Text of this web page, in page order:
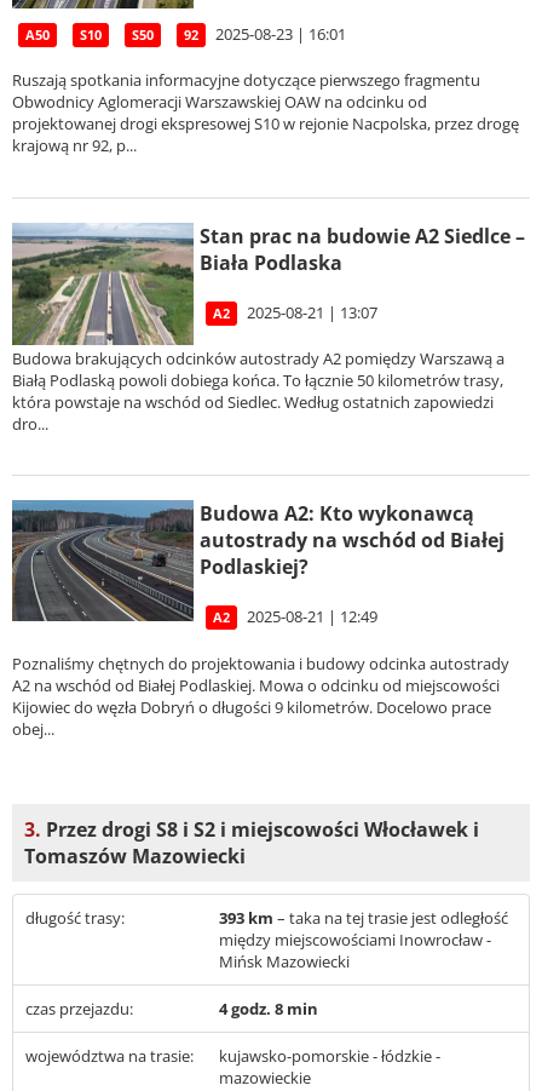
A50 S10 S50 92 2025-08-23 | 16:01
Ruszają spotkania informacyjne dotyczące pierwszego fragmentu
Obwodnicy Aglomeracji Warszawskiej OAW na odcinku od
projektowanej drogi ekspresowej S10 w rejonie Nacpolska, przez drogę
krajową nr 92, p...
Stan prac na budowie A2 Siedlce –
Biała Podlaska
A2 2025-08-21 | 13:07
Budowa brakujących odcinków autostrady A2 pomiędzy Warszawą a
Białą Podlaską powoli dobiega końca. To łącznie 50 kilometrów trasy,
która powstaje na wschód od Siedlec. Według ostatnich zapowiedzi
dro...
Budowa A2: Kto wykonawcą
autostrady na wschód od Białej
Podlaskiej?
A2 2025-08-21 | 12:49
Poznaliśmy chętnych do projektowania i budowy odcinka autostrady
A2 na wschód od Białej Podlaskiej. Mowa o odcinku od miejscowości
Kijowiec do węzła Dobryń o długości 9 kilometrów. Docelowo prace
obej...
3. Przez drogi S8 i S2 i miejscowości Włocławek i
Tomaszów Mazowiecki
długość trasy: 393 km – taka na tej trasie jest odległość
między miejscowościami Inowrocław -
Mińsk Mazowiecki
czas przejazdu: 4 godz. 8 min
województwa na trasie:
kujawsko-pomorskie - łódzkie -
mazowieckie